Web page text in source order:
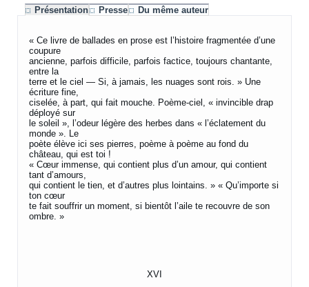
Présentation Presse Du même auteur
« Ce livre de ballades en prose est l’histoire fragmentée d’une
coupure
ancienne, parfois difficile, parfois factice, toujours chantante,
entre la
terre et le ciel — Si, à jamais, les nuages sont rois. » Une
écriture fine,
ciselée, à part, qui fait mouche. Poème-ciel, « invincible drap
déployé sur
le soleil », l’odeur légère des herbes dans « l’éclatement du
monde ». Le
poète élève ici ses pierres, poème à poème au fond du
château, qui est toi !
« Cœur immense, qui contient plus d’un amour, qui contient
tant d’amours,
qui contient le tien, et d’autres plus lointains. » « Qu’importe si
ton cœur
te fait souffrir un moment, si bientôt l’aile te recouvre de son
ombre. »
XVI